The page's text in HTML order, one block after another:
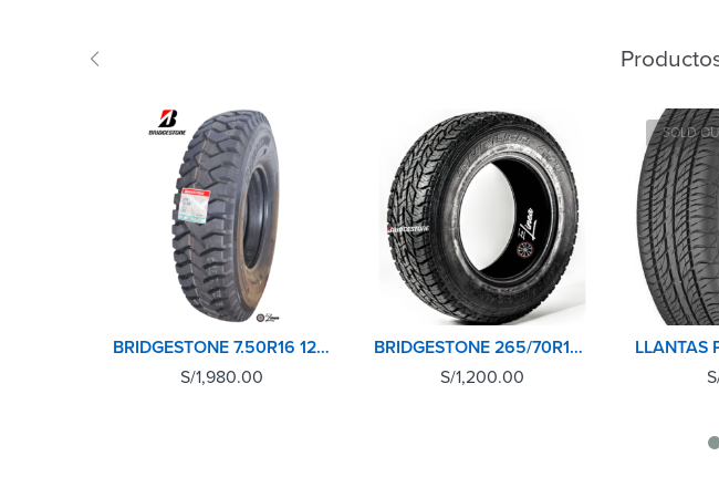
BRIDGESTONE 7.50R16 12PR POST L301
S/1,980.00
BRIDGESTONE 265/70R16 112S DUELER AT694
S/1,200.00
SOLD